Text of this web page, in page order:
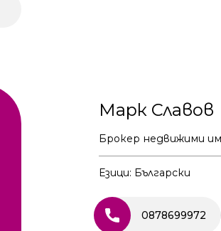
Марк Славов
Брокер недвижими
Езици: Български
0878699972